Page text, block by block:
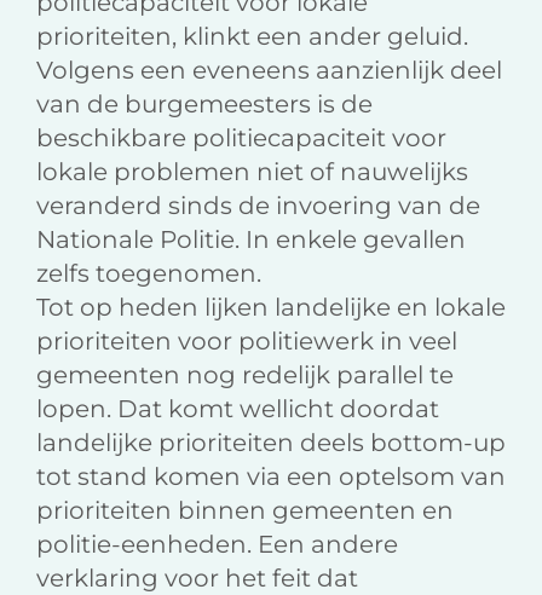
prioriteiten, klinkt een ander geluid.
Volgens een eveneens aanzienlijk deel
van de burgemeesters is de
beschikbare politiecapaciteit voor
lokale problemen niet of nauwelijks
veranderd sinds de invoering van de
Nationale Politie. In enkele gevallen
zelfs toegenomen.
Tot op heden lijken landelijke en lokale
prioriteiten voor politiewerk in veel
gemeenten nog redelijk parallel te
lopen. Dat komt wellicht doordat
landelijke prioriteiten deels bottom-up
tot stand komen via een optelsom van
prioriteiten binnen gemeenten en
politie-eenheden. Een andere
verklaring voor het feit dat